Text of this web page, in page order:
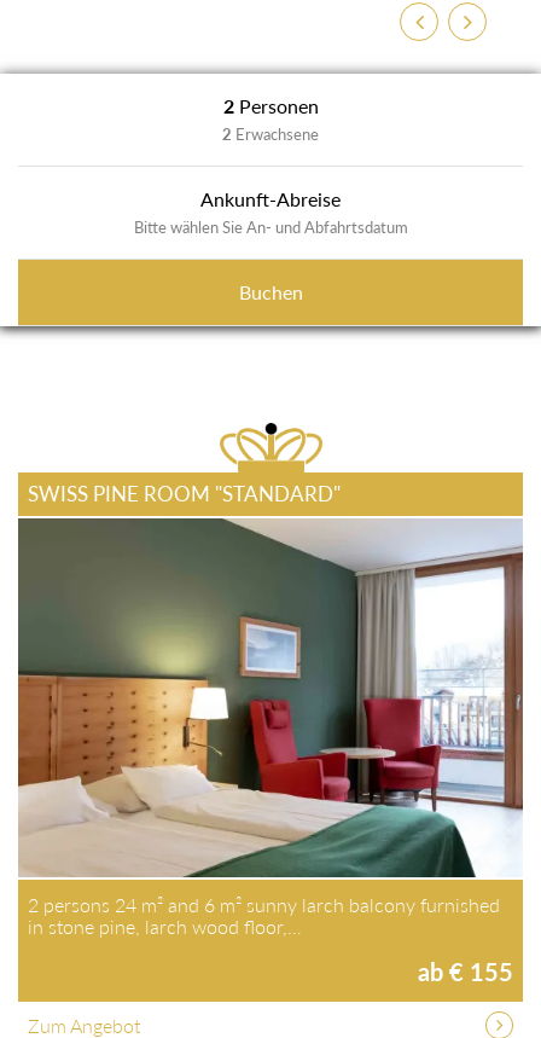
ZurückWeiter
2 Personen
2 Erwachsene
Ankunft-Abreise
Bitte wählen Sie An- und Abfahrtsdatum
Buchen
SWISS PINE ROOM "STANDARD"
2 persons 24 m² and 6 m² sunny larch balcony furnished
in stone pine, larch wood floor,…
ab € 155
Zum Angebot